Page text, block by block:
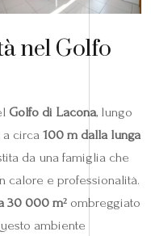
nel Golfo
Golfo di Lacona, lungo
a circa 100 m dalla lunga
da una famiglia che
calore e professionalità.
30 000 m² ombreggiato
ambiente